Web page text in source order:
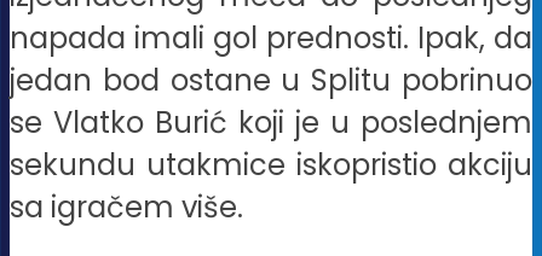
napada imali gol prednosti. Ipak, da
jedan bod ostane u Splitu pobrinuo
se Vlatko Burić koji je u poslednjem
sekundu utakmice iskopristio akciju
sa igračem više.